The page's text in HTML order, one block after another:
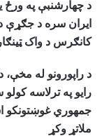
د چهارشنبې په
ایران سره د جګړې د
کانګرس د واک
رایو په ترلاسه
جمهوري غوښتونکو
ملاتړ وکړ